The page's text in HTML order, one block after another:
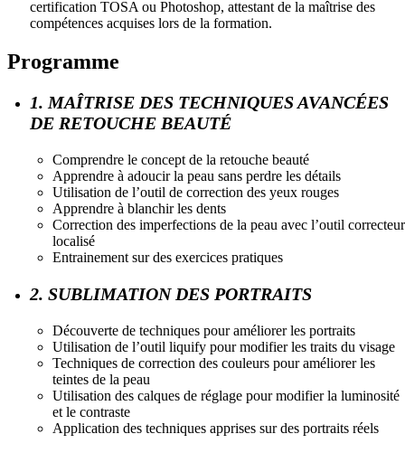
certification TOSA ou Photoshop, attestant de la maîtrise des
compétences acquises lors de la formation.
Programme
1. MAÎTRISE DES TECHNIQUES AVANCÉES
DE RETOUCHE BEAUTÉ
Comprendre le concept de la retouche beauté
Apprendre à adoucir la peau sans perdre les détails
Utilisation de l’outil de correction des yeux rouges
Apprendre à blanchir les dents
Correction des imperfections de la peau avec l’outil correcteur
localisé
Entrainement sur des exercices pratiques
2. SUBLIMATION DES PORTRAITS
Découverte de techniques pour améliorer les portraits
Utilisation de l’outil liquify pour modifier les traits du visage
Techniques de correction des couleurs pour améliorer les
teintes de la peau
Utilisation des calques de réglage pour modifier la luminosité
et le contraste
Application des techniques apprises sur des portraits réels